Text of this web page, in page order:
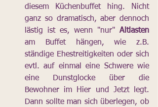
diesem Küchenbuffet hing. Nicht
ganz so dramatisch, aber dennoch
lästig ist es, wenn "nur" Altlasten
am Buffet hängen, wie z.B.
ständige Ehestreitigkeiten oder sich
evtl. auf einmal eine Schwere wie
eine Dunstglocke über die
Bewohner im Hier und Jetzt legt.
Dann sollte man sich überlegen, ob